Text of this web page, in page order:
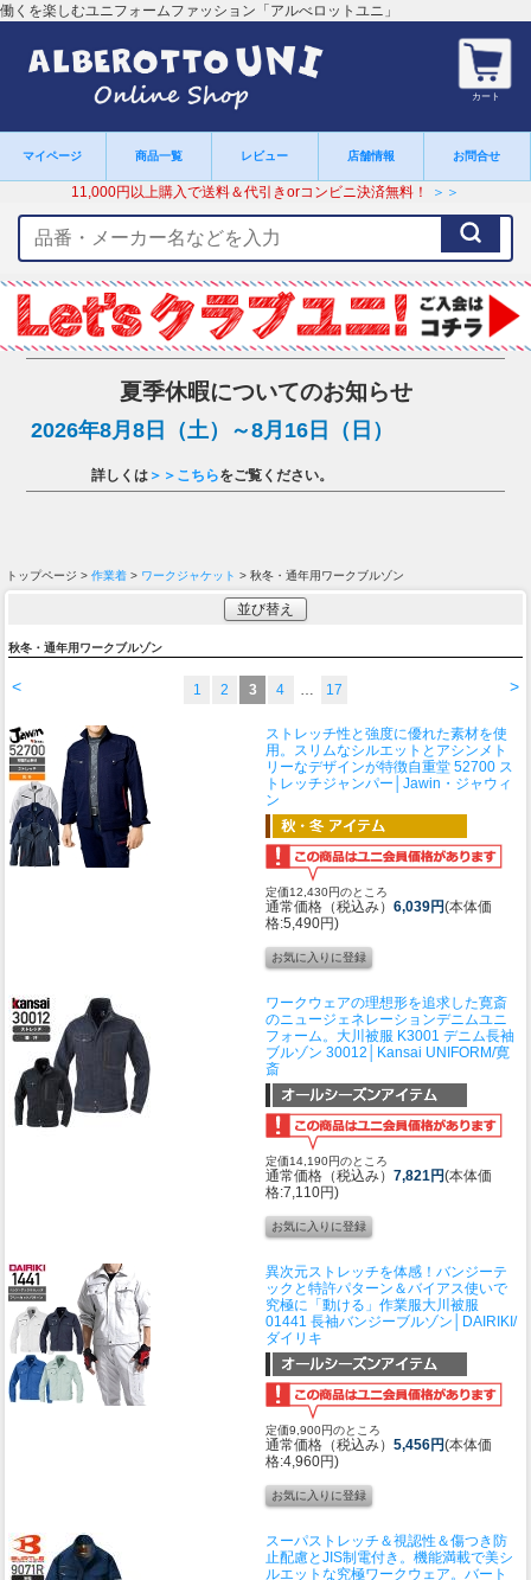
働くを楽しむユニフォームファッション「アルべロットユニ」
カート
マイページ 商品一覧 レビュー 店舗情報 お問合せ
11,000円以上購入で送料＆代引きorコンビニ決済無料！ ＞＞
ー
ワ
ー
ド
夏季休暇についてのお知らせ
2026年8月8日（土）～8月16日（日）
詳しくは ＞＞こちらをご覧ください。
トップページ > 作業着 > ワークジャケット > 秋冬・通年用ワークブルゾン
並び替え
秋冬・通年用ワークブルゾン
< >
1 2 3 4 … 17
ストレッチ性と強度に優れた素材を使
用。スリムなシルエットとアシンメト
リーなデザインが特徴自重堂 52700 ス
トレッチジャンパー│Jawin・ジャウィ
ン
定価12,430円のところ
通常価格（税込み） 6,039円(本体価
格:5,490円)
ワークウェアの理想形を追求した寛斎
のニュージェネレーションデニムユニ
フォーム。 大川被服 K3001 デニム長袖
ブルゾン 30012│Kansai UNIFORM/寛
斎
定価14,190円のところ
通常価格（税込み） 7,821円(本体価
格:7,110円)
異次元ストレッチを体感！バンジーテ
ックと特許パターン＆バイアス使いで
究極に「動ける」作業服大川被服
01441 長袖バンジーブルゾン│DAIRIKI/
ダイリキ
定価9,900円のところ
通常価格（税込み） 5,456円(本体価
格:4,960円)
スーパストレッチ＆視認性＆傷つき防
止配慮とJIS制電付き。機能満載で美シ
ルエットな究極ワークウェア。 バート